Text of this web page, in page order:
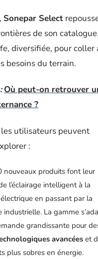
Sonepar Select
de son catalogue.
diversifiée, pour coller
besoins du terrain.
Où peut-on retrouver
?
utilisateurs peuvent
:
nouveaux produits font leur
l’éclairage intelligent à la
en passant par la
industrielle. La gamme
grandissante pour
avancées et
plus sobres en énergie.